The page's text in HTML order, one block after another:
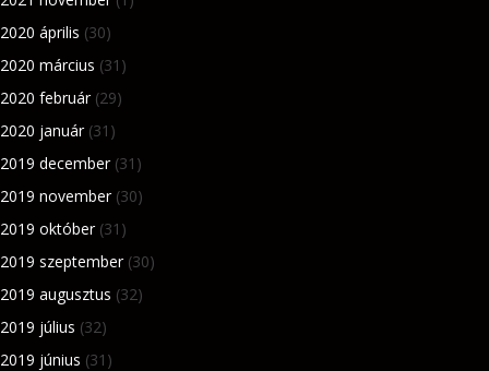
2020 április (30)
2020 március (31)
2020 február(29)
2020 január(31)
2019 december(31)
2019 november(30)
2019 október(31)
2019 szeptember(30)
2019 augusztus (32)
2019 július (32)
2019 június (31)